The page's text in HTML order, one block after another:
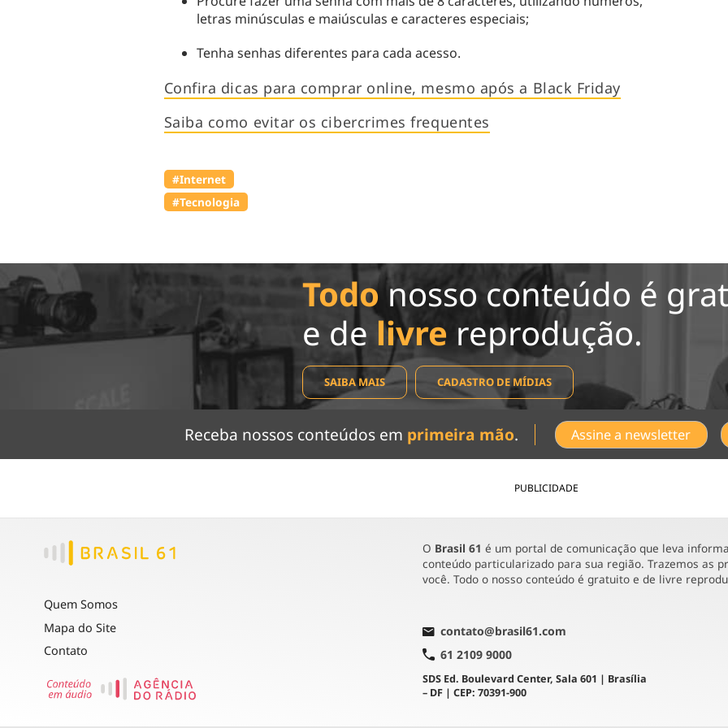
letras minúsculas e maiúsculas e caracteres especiais;
Tenha senhas diferentes para cada acesso.
Confira dicas para comprar online, mesmo após a Black Friday
Saiba como evitar os cibercrimes frequentes
#Internet
#Tecnologia
Todonosso conteúdo é
e de livre reprodução.
SAIBA MAIS CADASTRO DE MÍDIAS
Receba nossos conteúdos em primeira mão. Assine a newsletter
PUBLICIDADE
Quem Somos
Mapa do Site
Contato
O Brasil 61 é um portal de comunicação que leva
conteúdo particularizado para sua região. Trazemos as
você. Todo o nosso conteúdo é gratuito e de livre
contato@brasil61.com
61 2109 9000
SDS Ed. Boulevard Center, Sala 601 | Brasília
– DF | CEP: 70391-900